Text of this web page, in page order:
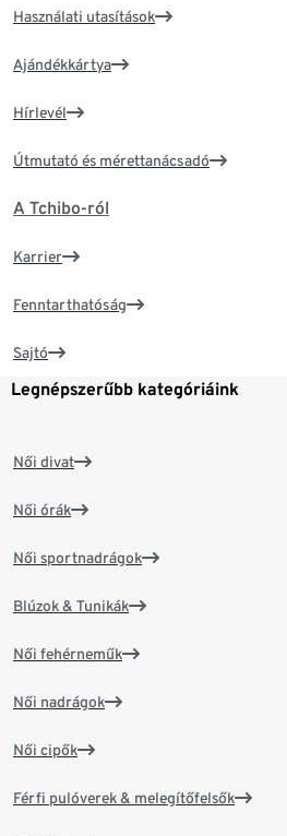
Használati utasítások
Ajándékkártya
Hírlevél
Útmutató és mérettanácsadó
A Tchibo-ról
Karrier
Fenntarthatóság
Sajtó
Legnépszerűbb kategóriáink
Női divat
Női órák
Női sportnadrágok
Blúzok & Tunikák
Női fehérneműk
Női nadrágok
Női cipők
Férfi pulóverek & melegítőfelsők